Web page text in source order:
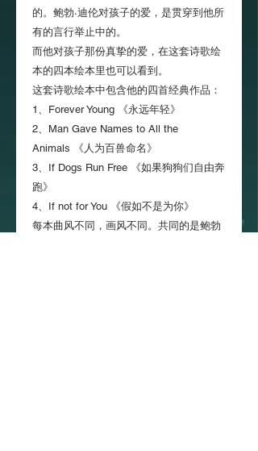
的。鲍勃·迪伦对孩子的爱，是贯穿到他所
有的言行举止中的。
而他对孩子那份真挚的爱，在这套诗歌绘
本的四本绘本里也可以看到。
这套诗歌绘本中包含他的四首经典作品：
1、Forever Young 《永远年轻》
2、Man Gave Names to All the
Animals 《人为百兽命名》
3、If Dogs Run Free 《如果狗狗们自由奔
跑》
4、If not for You 《假如不是为你》
每本曲风不同，画风不同。共同的是鲍勃